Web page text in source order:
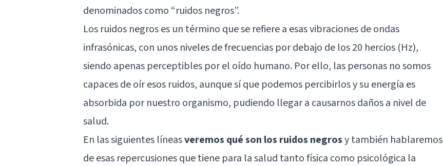
denominados como “ruidos negros”.
Los ruidos negros es un término que se refiere a esas vibraciones de ondas
infrasónicas, con unos niveles de frecuencias por debajo de los 20 hercios (Hz),
siendo apenas perceptibles por el oído humano. Por ello, las personas no somos
capaces de oír esos ruidos, aunque sí que podemos percibirlos y su energía es
absorbida por nuestro organismo, pudiendo llegar a causarnos daños a nivel de
salud.
En las siguientes líneasveremos qué son los ruidos negrosy también hablaremos
de esas repercusiones que tiene para la salud tanto física como psicológica la